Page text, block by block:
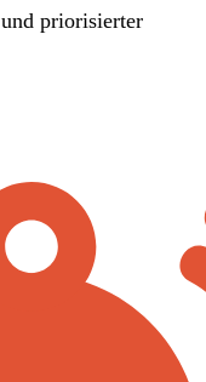
priorisierter